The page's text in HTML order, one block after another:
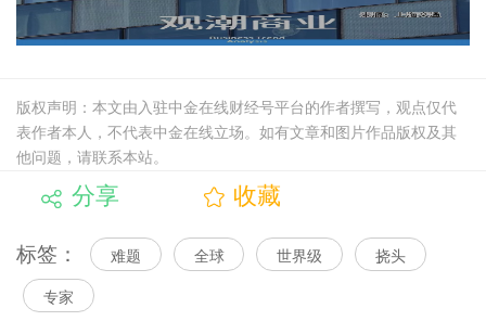
版权声明：本文由入驻中金在线财经号平台的作者撰写，观点仅代
表作者本人，不代表中金在线立场。如有文章和图片作品版权及其
他问题，请联系本站。
分享 收藏
标签： 难题 全球 世界级 挠头
专家